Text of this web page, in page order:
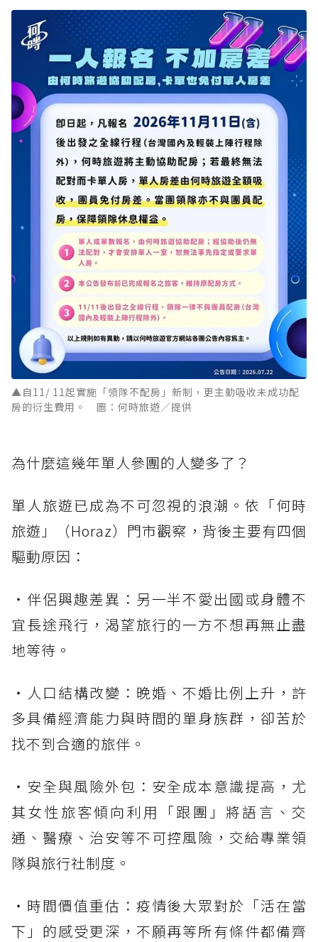
▲自11/ 11起實施「領隊不配房」新制，更主動吸收未成功配
房的衍生費用。 圖：何時旅遊／提供
為什麼這幾年單人參團的人變多了？
單人旅遊已成為不可忽視的浪潮。依「何時
旅遊」（Horaz）門市觀察，背後主要有四個
驅動原因：
・伴侶興趣差異：另一半不愛出國或身體不
宜長途飛行，渴望旅行的一方不想再無止盡
地等待。
・人口結構改變：晚婚、不婚比例上升，許
多具備經濟能力與時間的單身族群，卻苦於
找不到合適的旅伴。
・安全與風險外包：安全成本意識提高，尤
其女性旅客傾向利用「跟團」將語言、交
通、醫療、治安等不可控風險，交給專業領
隊與旅行社制度。
・時間價值重估：疫情後大眾對於「活在當
下」的感受更深，不願再等所有條件都備齊